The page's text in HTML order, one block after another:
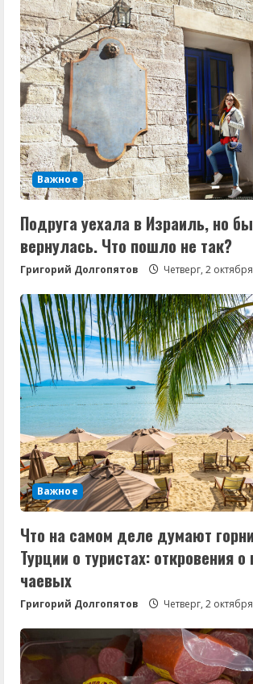
Важное
Подруга уехала в Израиль, но
вернулась. Что пошло не так?
Григорий Долгопятов Четверг, 2
Важное
Что на самом деле думают
Турции о туристах: откровения
чаевых
Григорий Долгопятов Четверг, 2